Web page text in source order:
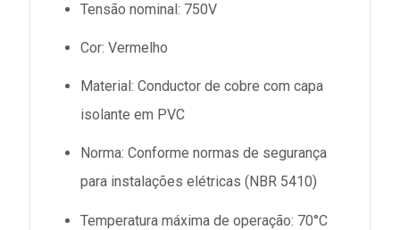
Tensão nominal: 750V
Cor: Vermelho
Material: Conductor de cobre com capa
isolante em PVC
Norma: Conforme normas de segurança
para instalações elétricas (NBR 5410)
Temperatura máxima de operação: 70°C